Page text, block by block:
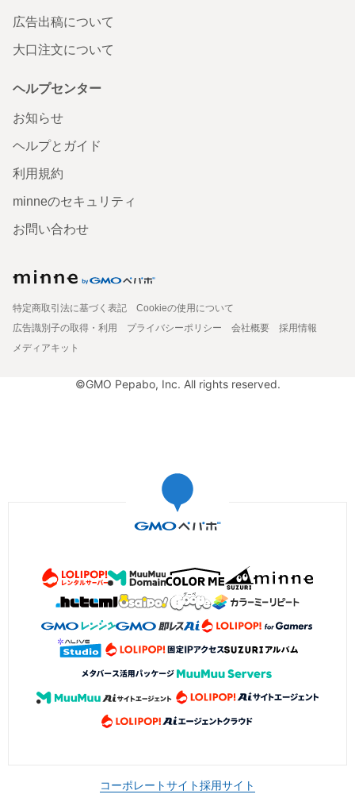
広告出稿について
大口注文について
ヘルプセンター
お知らせ
ヘルプとガイド
利用規約
minneのセキュリティ
お問い合わせ
特定商取引法に基づく表記
Cookieの使用について
広告識別子の取得・利用
プライバシーポリシー 会社概要
採用情報
メディアキット
©GMO Pepabo, Inc. All rights reserved.
コーポレートサイト採用サイト